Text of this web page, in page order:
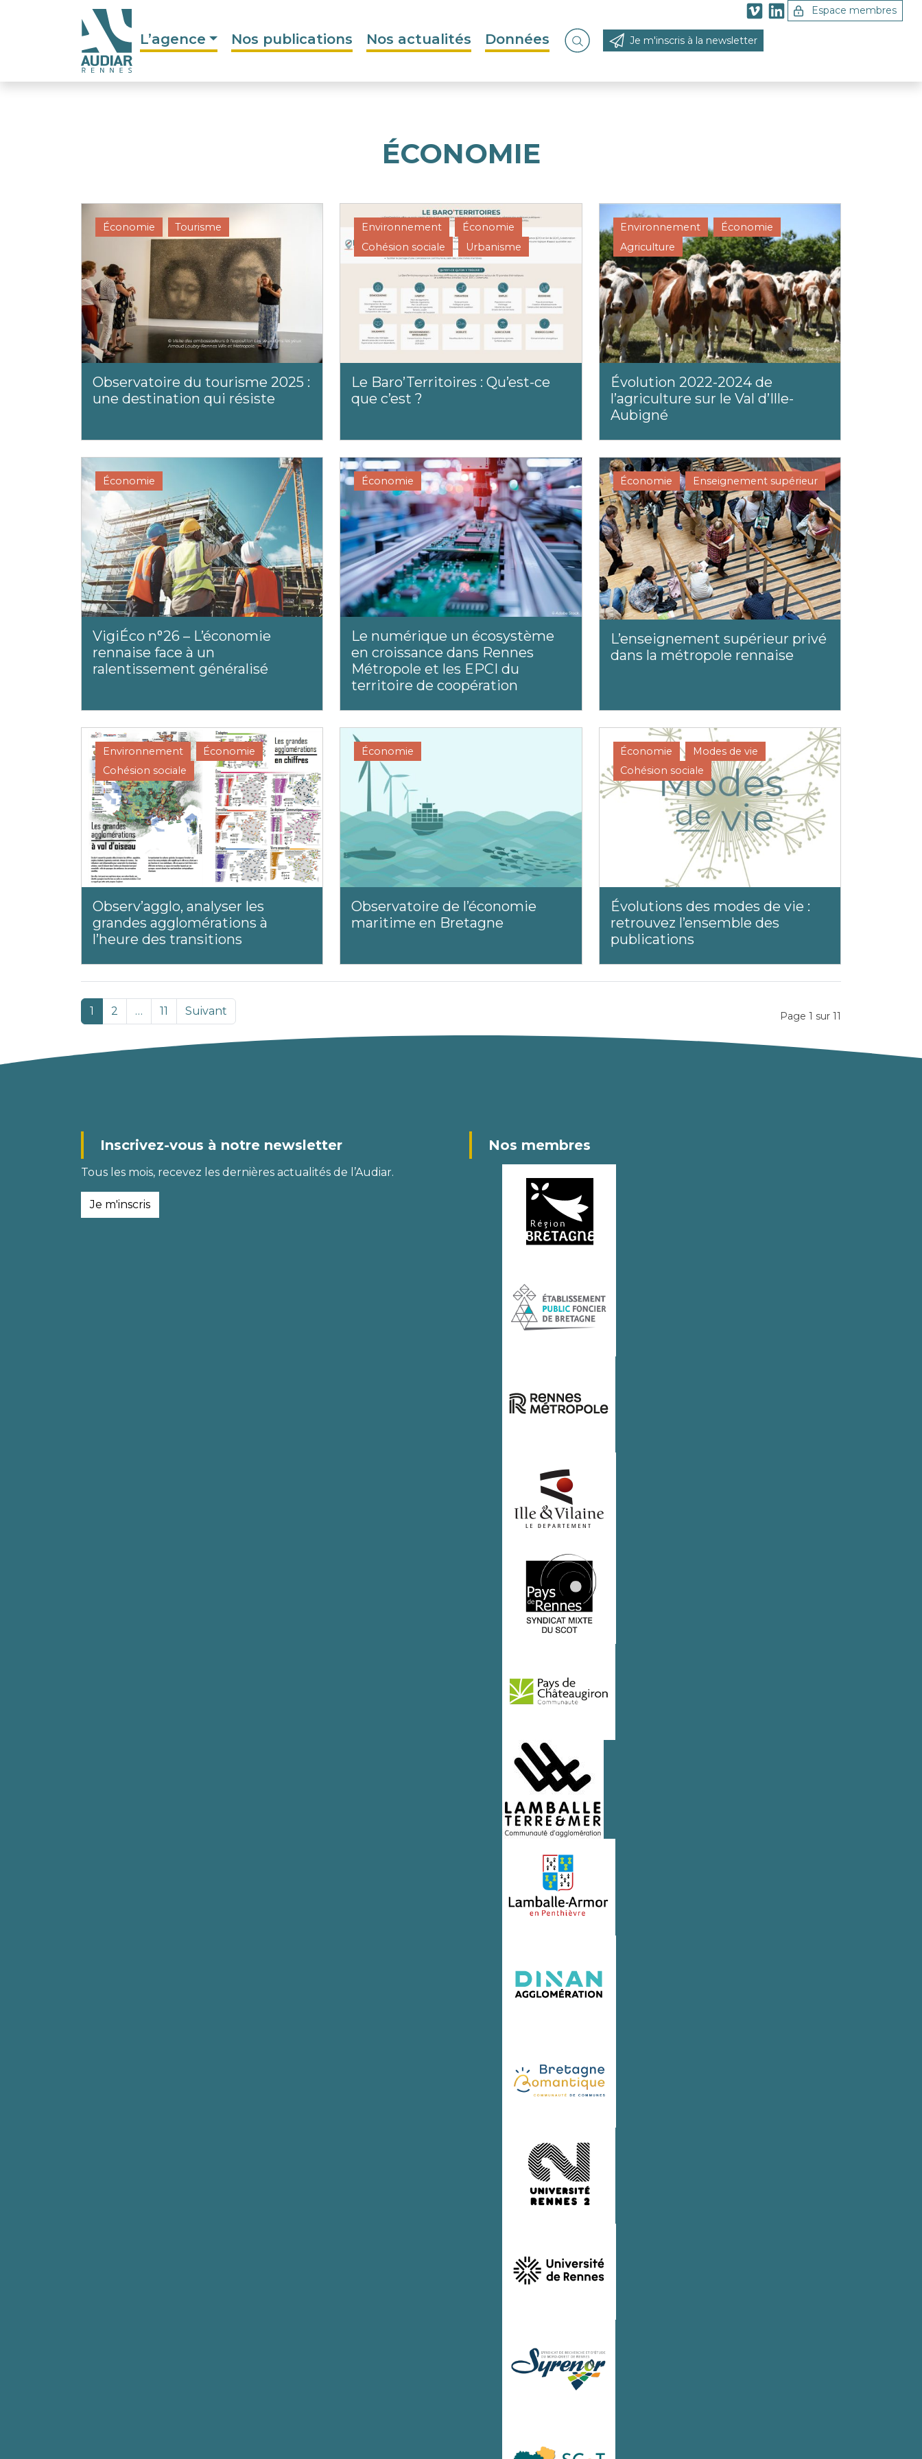
L’agence Nos publications Nos actualités Données
Ouvrir la recherche
Je m'inscris à la newsletter
Espace membres
ÉCONOMIE
Économie Tourisme
Observatoire du tourisme 2025 :
une destination qui résiste
Environnement
Économie
Cohésion sociale
Urbanisme
Le Baro’Territoires : Qu’est-ce
que c’est ?
Environnement
Économie
Agriculture
⁠Évolution 2022-2024 de
l’agriculture sur le Val d’Ille-
Aubigné
Économie
VigiÉco n°26 – L’économie
rennaise face à un
ralentissement généralisé
Économie
Le numérique un écosystème
en croissance dans Rennes
Métropole et les EPCI du
territoire de coopération
Économie Enseignement supérieur
L’enseignement supérieur privé
dans la métropole rennaise
Environnement
Économie
Cohésion sociale
Observ’agglo, analyser les
grandes agglomérations à
l’heure des transitions
Économie
Observatoire de l’économie
maritime en Bretagne
Économie
Modes de vie
Cohésion sociale
Évolutions des modes de vie :
retrouvez l’ensemble des
publications
1 2 … 11 Suivant Page 1 sur 11
Inscrivez-vous à notre newsletter
Tous les mois, recevez les dernières actualités de l’Audiar.
Je m'inscris
Nos membres